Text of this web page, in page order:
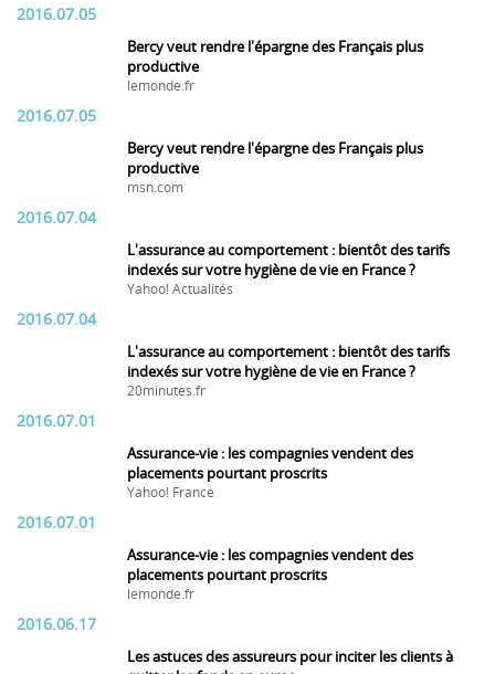
2016.07.05
Bercy veut rendre l'épargne des Français plus
productive
lemonde.fr
2016.07.05
Bercy veut rendre l'épargne des Français plus
productive
msn.com
2016.07.04
L'assurance au comportement : bientôt des tarifs
indexés sur votre hygiène de vie en France ?
Yahoo! Actualités
2016.07.04
L'assurance au comportement : bientôt des tarifs
indexés sur votre hygiène de vie en France ?
20minutes.fr
2016.07.01
Assurance-vie : les compagnies vendent des
placements pourtant proscrits
Yahoo! France
2016.07.01
Assurance-vie : les compagnies vendent des
placements pourtant proscrits
lemonde.fr
2016.06.17
Les astuces des assureurs pour inciter les clients à